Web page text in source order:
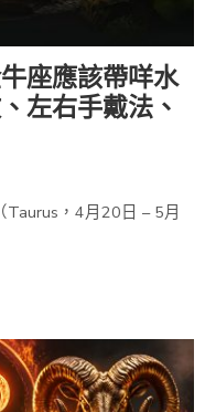
座應該帶咩水
左右手戴法、
，4月20日 – 5月